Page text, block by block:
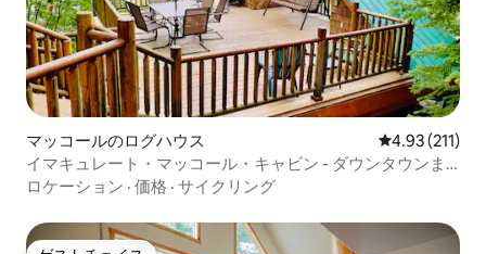
マッコールのログハウス レビュー211
4.93 (211)
イマキュレート・マッコール・キャビン - ダウンタウンま
で2分
ロケーション · 価格 · サイクリング